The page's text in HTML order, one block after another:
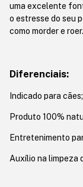
uma excelente
o estresse do seu
como morder e roer.
Diferenciais:
Indicado para cães;
Produto 100%
Entretenimento
Auxílio na limpeza